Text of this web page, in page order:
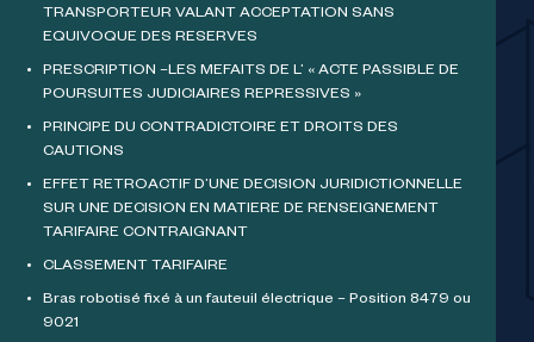
TRANSPORTEUR VALANT ACCEPTATION SANS
EQUIVOQUE DES RESERVES
PRESCRIPTION –LES MEFAITS DE L’ « ACTE PASSIBLE DE
POURSUITES JUDICIAIRES REPRESSIVES »
PRINCIPE DU CONTRADICTOIRE ET DROITS DES
CAUTIONS
EFFET RETROACTIF D’UNE DECISION JURIDICTIONNELLE
SUR UNE DECISION EN MATIERE DE RENSEIGNEMENT
TARIFAIRE CONTRAIGNANT
CLASSEMENT TARIFAIRE
Bras robotisé fixé à un fauteuil électrique – Position 8479 ou
9021